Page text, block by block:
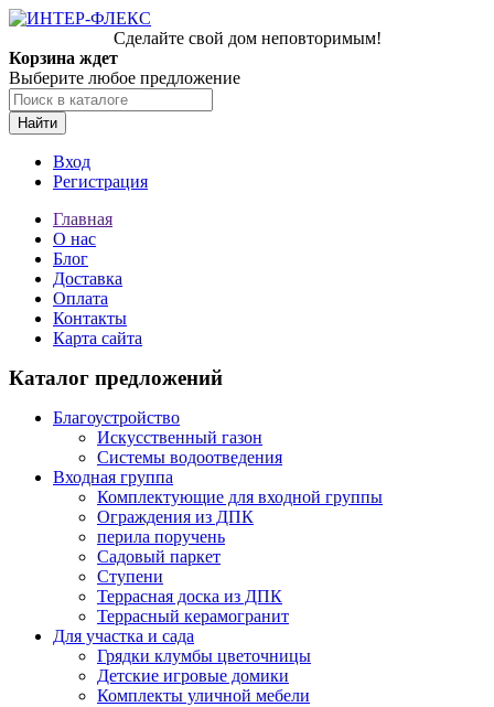
Сделайте свой дом неповторимым!
Корзина ждет
Выберите любое предложение
Найти
Вход
Регистрация
Главная
О нас
Блог
Доставка
Оплата
Контакты
Карта сайта
Каталог предложений
Благоустройство
Искусственный газон
Системы водоотведения
Входная группа
Комплектующие для входной группы
Ограждения из ДПК
перила поручень
Садовый паркет
Ступени
Террасная доска из ДПК
Террасный керамогранит
Для участка и сада
Грядки клумбы цветочницы
Детские игровые домики
Комплекты уличной мебели